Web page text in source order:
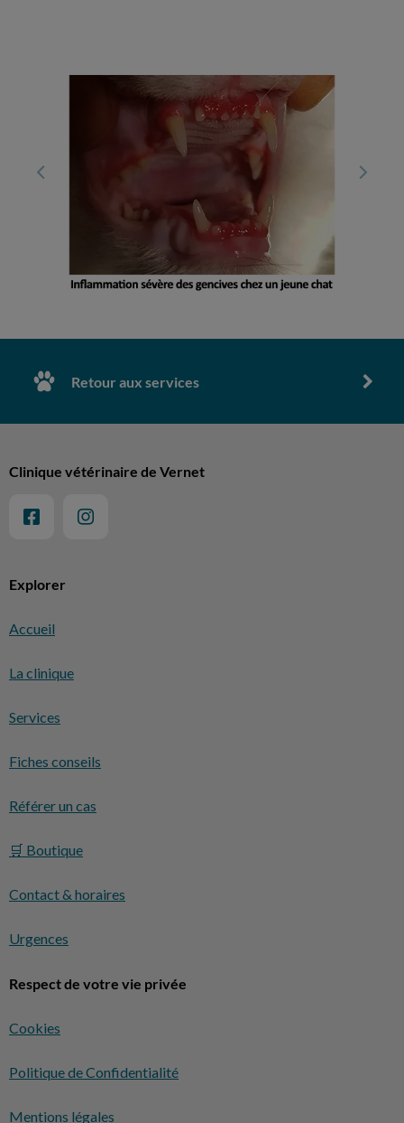
Retour aux services
Explorer
Accueil
La clinique
Services
Fiches conseils
Référer un cas
🛒 Boutique
Contact & horaires
Urgences
Respect de votre vie privée
Cookies
Politique de Confidentialité
Mentions légales
Clinique vétérinaire de Vernet